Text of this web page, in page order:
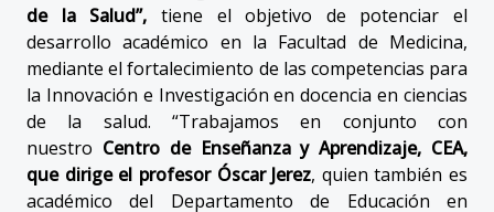
de la Salud”, tiene el objetivo de potenciar el
desarrollo académico en la Facultad de Medicina,
mediante el fortalecimiento de las competencias para
la Innovación e Investigación en docencia en ciencias
de la salud. “Trabajamos en conjunto con
nuestro Centro de Enseñanza y Aprendizaje, CEA,
que dirige el profesor Óscar Jerez, quien también es
académico del Departamento de Educación en